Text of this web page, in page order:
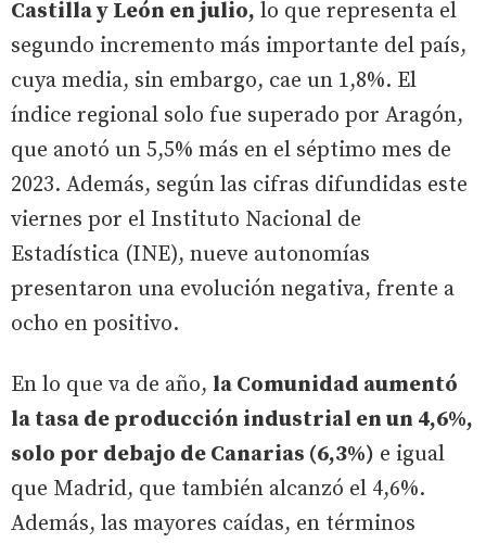
Castilla y León en julio, lo que representa el
segundo incremento más importante del país,
cuya media, sin embargo, cae un 1,8%. El
índice regional solo fue superado por Aragón,
que anotó un 5,5% más en el séptimo mes de
2023. Además, según las cifras difundidas este
viernes por el Instituto Nacional de
Estadística (INE), nueve autonomías
presentaron una evolución negativa, frente a
ocho en positivo.
En lo que va de año, la Comunidad aumentó
la tasa de producción industrial en un 4,6%,
solo por debajo de Canarias (6,3%) e igual
que Madrid, que también alcanzó el 4,6%.
Además, las mayores caídas, en términos